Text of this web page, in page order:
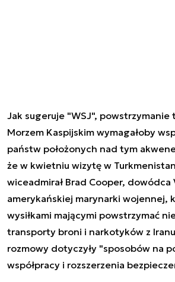
Jak sugeruje "WSJ",
Morzem Kaspijskim wymagałoby
państw położonych nad tym
że w kwietniu wizytę w
wiceadmirał Brad Cooper, dowódca
amerykańskiej marynarki wojennej,
wysiłkami mającymi powstrzymać
transporty broni i narkotyków z
rozmowy dotyczyły "sposobów na
współpracy i rozszerzenia